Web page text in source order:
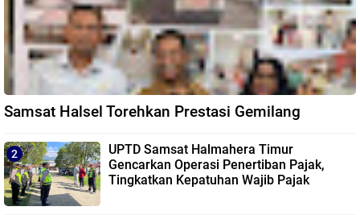
Samsat Halsel Torehkan Prestasi Gemilang
UPTD Samsat Halmahera Timur
Gencarkan Operasi Penertiban Pajak,
Tingkatkan Kepatuhan Wajib Pajak